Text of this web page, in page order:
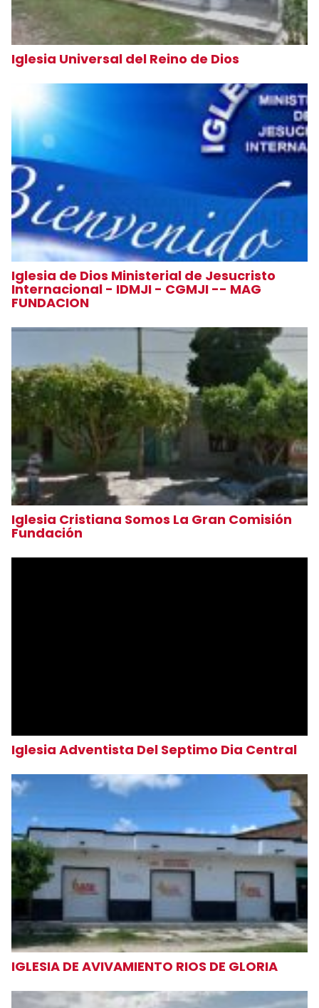
Iglesia Universal del Reino de Dios
Iglesia de Dios Ministerial de Jesucristo
Internacional - IDMJI - CGMJI -- MAG
FUNDACION
Iglesia Cristiana Somos La Gran Comisión
Fundación
Iglesia Adventista Del Septimo Dia Central
IGLESIA DE AVIVAMIENTO RIOS DE GLORIA